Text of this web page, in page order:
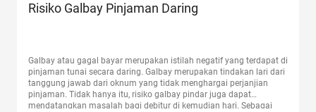
Risiko Galbay Pinjaman Daring
Galbay atau gagal bayar merupakan istilah negatif yang terdapat di
pinjaman tunai secara daring. Galbay merupakan tindakan lari dari
tanggung jawab dari oknum yang tidak menghargai perjanjian
pinjaman. Tidak hanya itu, risiko galbay pindar juga dapat
mendatangkan masalah bagi debitur di kemudian hari. Sebagai